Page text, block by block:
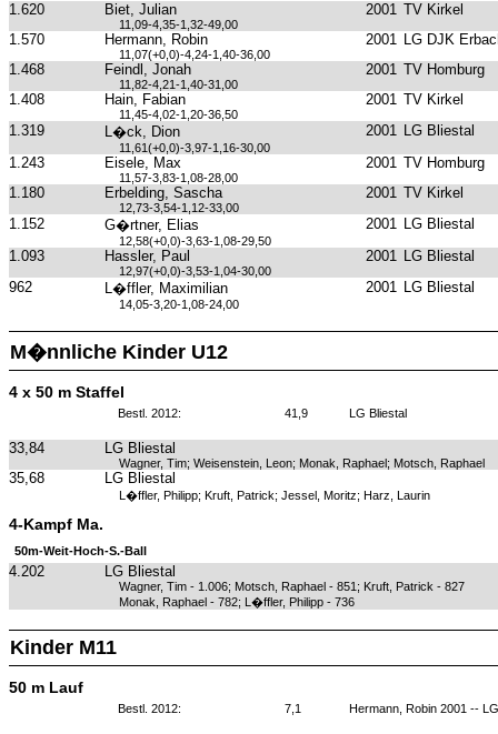
1.620 Biet, Julian 2001 TV Kirkel
11,09-4,35-1,32-49,00
1.570 Hermann, Robin 2001 LG DJK
11,07(+0,0)-4,24-1,40-36,00
1.468 Feindl, Jonah 2001 TV Homburg
11,82-4,21-1,40-31,00
1.408 Hain, Fabian 2001 TV Kirkel
11,45-4,02-1,20-36,50
1.319 L�ck, Dion 2001 LG Bliestal
11,61(+0,0)-3,97-1,16-30,00
1.243 Eisele, Max 2001 TV Homburg
11,57-3,83-1,08-28,00
1.180 Erbelding, Sascha 2001 TV Kirkel
12,73-3,54-1,12-33,00
1.152 G�rtner, Elias 2001 LG Bliestal
12,58(+0,0)-3,63-1,08-29,50
1.093 Hassler, Paul 2001 LG Bliestal
12,97(+0,0)-3,53-1,04-30,00
962 L�ffler, Maximilian 2001 LG Bliestal
14,05-3,20-1,08-24,00
M�nnliche Kinder U12
4 x 50 m Staffel
Bestl. 2012: 41,9 LG Bliestal
33,84 LG Bliestal
Wagner, Tim; Weisenstein, Leon; Monak, Raphael; Motsch, Raphael
35,68 LG Bliestal
L�ffler, Philipp; Kruft, Patrick; Jessel, Moritz; Harz, Laurin
4-Kampf Ma.
50m-Weit-Hoch-S.-Ball
4.202 LG Bliestal
Wagner, Tim - 1.006; Motsch, Raphael - 851; Kruft, Patrick - 827
Monak, Raphael - 782; L�ffler, Philipp - 736
Kinder M11
50 m Lauf
Bestl. 2012: 7,1 Hermann, Robin 2001 --